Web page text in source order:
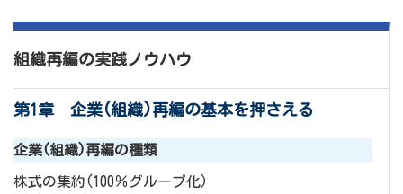
組織再編の実践ノウハウ
第1章 企業(組織)再編の基本を押さえる
企業(組織)再編の種類
株式の集約(100％グループ化)